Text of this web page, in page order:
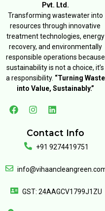
Pvt. Ltd.
Transforming wastewater into
resources through innovative
treatment technologies, energy
recovery, and environmentally
responsible operations because
sustainability is not a choice, it’s
a responsibility. “Turning Waste
into Value, Sustainably.”
Contact Info
+91 9274419751
GST: 24AAGCV1799J1ZU